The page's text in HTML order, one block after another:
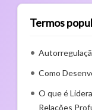
Termos
Como
O que é
Relações